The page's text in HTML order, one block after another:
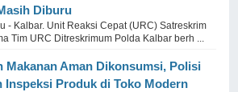
Diburu
- Kalbar. Unit Reaksi Cepat (URC) Satreskrim
Tim URC Ditreskrimum Polda Kalbar berh ...
Makanan Aman Dikonsumsi, Polisi
Inspeksi Produk di Toko Modern